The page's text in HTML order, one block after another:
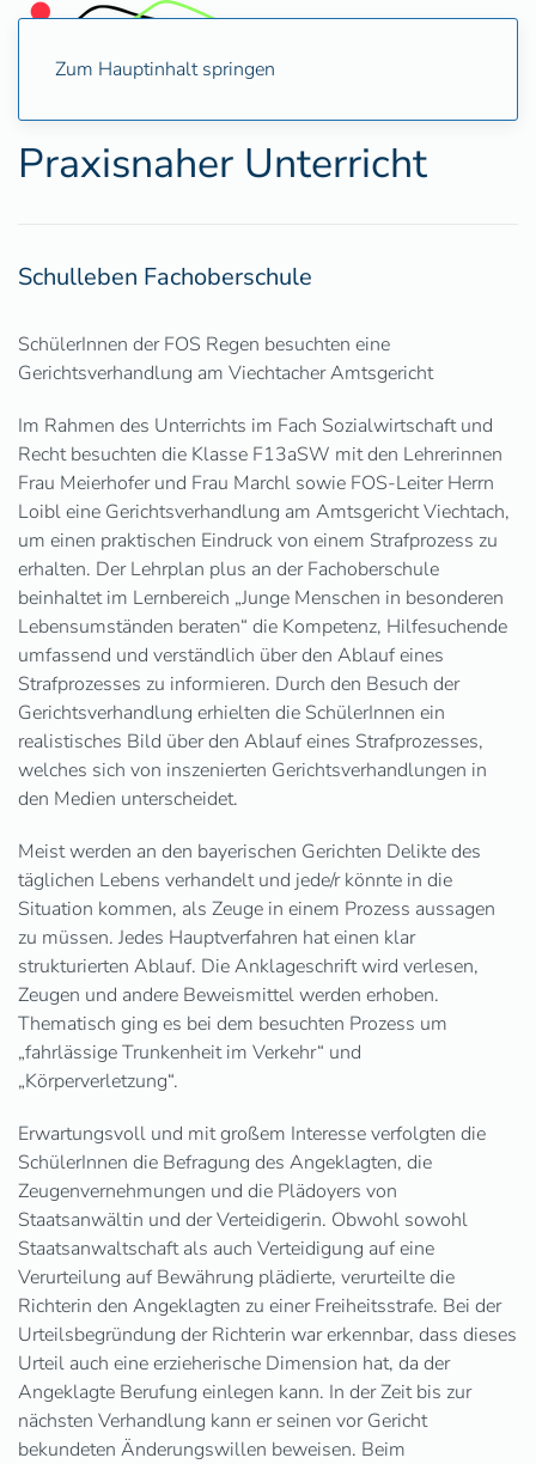
Zum Hauptinhalt springen
Praxisnaher Unterricht
Schulleben Fachoberschule
SchülerInnen der FOS Regen besuchten eine
Gerichtsverhandlung am Viechtacher Amtsgericht
Im Rahmen des Unterrichts im Fach Sozialwirtschaft und
Recht besuchten die Klasse F13aSW mit den Lehrerinnen
Frau Meierhofer und Frau Marchl sowie FOS-Leiter Herrn
Loibl eine Gerichtsverhandlung am Amtsgericht Viechtach,
um einen praktischen Eindruck von einem Strafprozess zu
erhalten. Der Lehrplan plus an der Fachoberschule
beinhaltet im Lernbereich „Junge Menschen in besonderen
Lebensumständen beraten“ die Kompetenz, Hilfesuchende
umfassend und verständlich über den Ablauf eines
Strafprozesses zu informieren. Durch den Besuch der
Gerichtsverhandlung erhielten die SchülerInnen ein
realistisches Bild über den Ablauf eines Strafprozesses,
welches sich von inszenierten Gerichtsverhandlungen in
den Medien unterscheidet.
Meist werden an den bayerischen Gerichten Delikte des
täglichen Lebens verhandelt und jede/r könnte in die
Situation kommen, als Zeuge in einem Prozess aussagen
zu müssen. Jedes Hauptverfahren hat einen klar
strukturierten Ablauf. Die Anklageschrift wird verlesen,
Zeugen und andere Beweismittel werden erhoben.
Thematisch ging es bei dem besuchten Prozess um
„fahrlässige Trunkenheit im Verkehr“ und
„Körperverletzung“.
Erwartungsvoll und mit großem Interesse verfolgten die
SchülerInnen die Befragung des Angeklagten, die
Zeugenvernehmungen und die Plädoyers von
Staatsanwältin und der Verteidigerin. Obwohl sowohl
Staatsanwaltschaft als auch Verteidigung auf eine
Verurteilung auf Bewährung plädierte, verurteilte die
Richterin den Angeklagten zu einer Freiheitsstrafe. Bei der
Urteilsbegründung der Richterin war erkennbar, dass dieses
Urteil auch eine erzieherische Dimension hat, da der
Angeklagte Berufung einlegen kann. In der Zeit bis zur
nächsten Verhandlung kann er seinen vor Gericht
bekundeten Änderungswillen beweisen. Beim